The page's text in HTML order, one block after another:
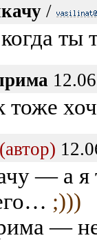
/
ты
тоже
(автор)
— а я
;)))
—